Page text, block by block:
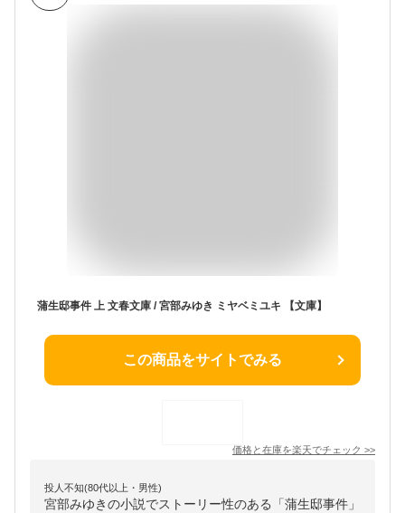
蒲生邸事件 上 文春文庫 / 宮部みゆき ミヤベミユキ 【文庫】
この商品をサイトでみる
価格と在庫を楽天でチェック >>
投人不知(80代以上・男性)
宮部みゆきの小説でストーリー性のある「蒲生邸事件」